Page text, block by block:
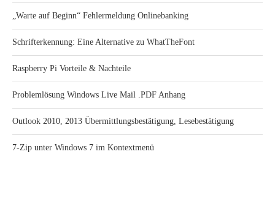
„Warte auf Beginn“ Fehlermeldung Onlinebanking
Schrifterkennung: Eine Alternative zu WhatTheFont
Raspberry Pi Vorteile & Nachteile
Problemlösung Windows Live Mail .PDF Anhang
Outlook 2010, 2013 Übermittlungsbestätigung, Lesebestätigung
7-Zip unter Windows 7 im Kontextmenü